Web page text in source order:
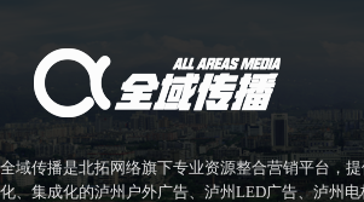
全域传播是北拓网络旗下专业资源整合营销平台，
化、集成化的泸州户外广告、泸州LED广告、泸州电